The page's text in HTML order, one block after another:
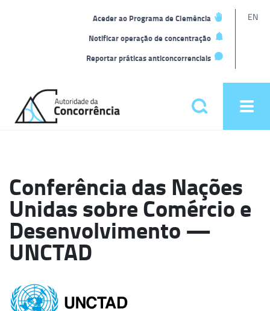
Aceder ao Programa de Clemência
Notificar operação de concentração
Reportar práticas anticoncorrenciais
EN
home
Pesquisar
Conferência das Nações
Unidas sobre Comércio e
Desenvolvimento —
UNCTAD